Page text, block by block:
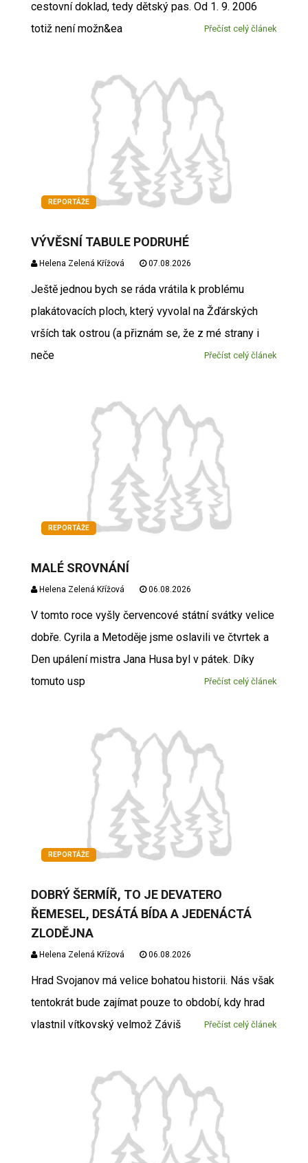
cestovní doklad, tedy dětský pas. Od 1. 9. 2006
totiž není možn&ea
Přečíst celý článek
REPORTÁŽE
VÝVĚSNÍ TABULE PODRUHÉ
Helena Zelená Křížová 07.08.2026
Ještě jednou bych se ráda vrátila k problému
plakátovacích ploch, který vyvolal na Žďárských
vrších tak ostrou (a přiznám se, že z mé strany i
neče
Přečíst celý článek
REPORTÁŽE
MALÉ SROVNÁNÍ
Helena Zelená Křížová 06.08.2026
V tomto roce vyšly červencové státní svátky velice
dobře. Cyrila a Metoděje jsme oslavili ve čtvrtek a
Den upálení mistra Jana Husa byl v pátek. Díky
tomuto usp
Přečíst celý článek
REPORTÁŽE
DOBRÝ ŠERMÍŘ, TO JE DEVATERO
ŘEMESEL, DESÁTÁ BÍDA A JEDENÁCTÁ
ZLODĚJNA
Helena Zelená Křížová 06.08.2026
Hrad Svojanov má velice bohatou historii. Nás však
tentokrát bude zajímat pouze to období, kdy hrad
vlastnil vítkovský velmož Záviš
Přečíst celý článek